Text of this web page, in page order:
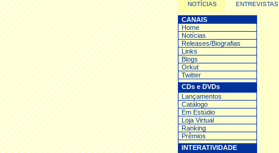
NOTÍCIAS ENTREVISTAS
CANAIS
Home
Notícias
Releases/Biografias
Links
Blogs
Orkut
Twitter
CDs e DVDs
Lançamentos
Catálogo
Em Estúdio
Loja Virtual
Ranking
Prêmios
INTERATIVIDADE